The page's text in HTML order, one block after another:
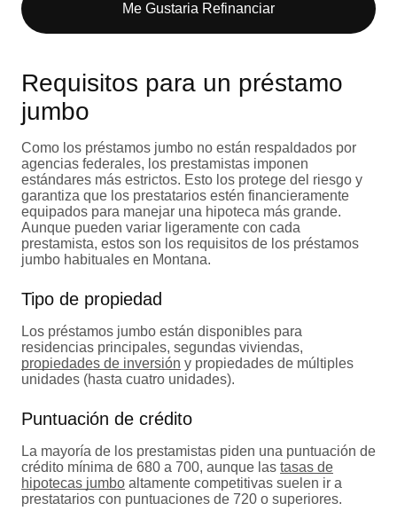
Me Gustaria Refinanciar
Requisitos para un préstamo
jumbo
Como los préstamos jumbo no están respaldados por
agencias federales, los prestamistas imponen
estándares más estrictos. Esto los protege del riesgo y
garantiza que los prestatarios estén financieramente
equipados para manejar una hipoteca más grande.
Aunque pueden variar ligeramente con cada
prestamista, estos son los requisitos de los préstamos
jumbo habituales en Montana.
Tipo de propiedad
Los préstamos jumbo están disponibles para
residencias principales, segundas viviendas,
propiedades de inversión y propiedades de múltiples
unidades (hasta cuatro unidades).
Puntuación de crédito
La mayoría de los prestamistas piden una puntuación de
crédito mínima de 680 a 700, aunque las tasas de
hipotecas jumbo altamente competitivas suelen ir a
prestatarios con puntuaciones de 720 o superiores.